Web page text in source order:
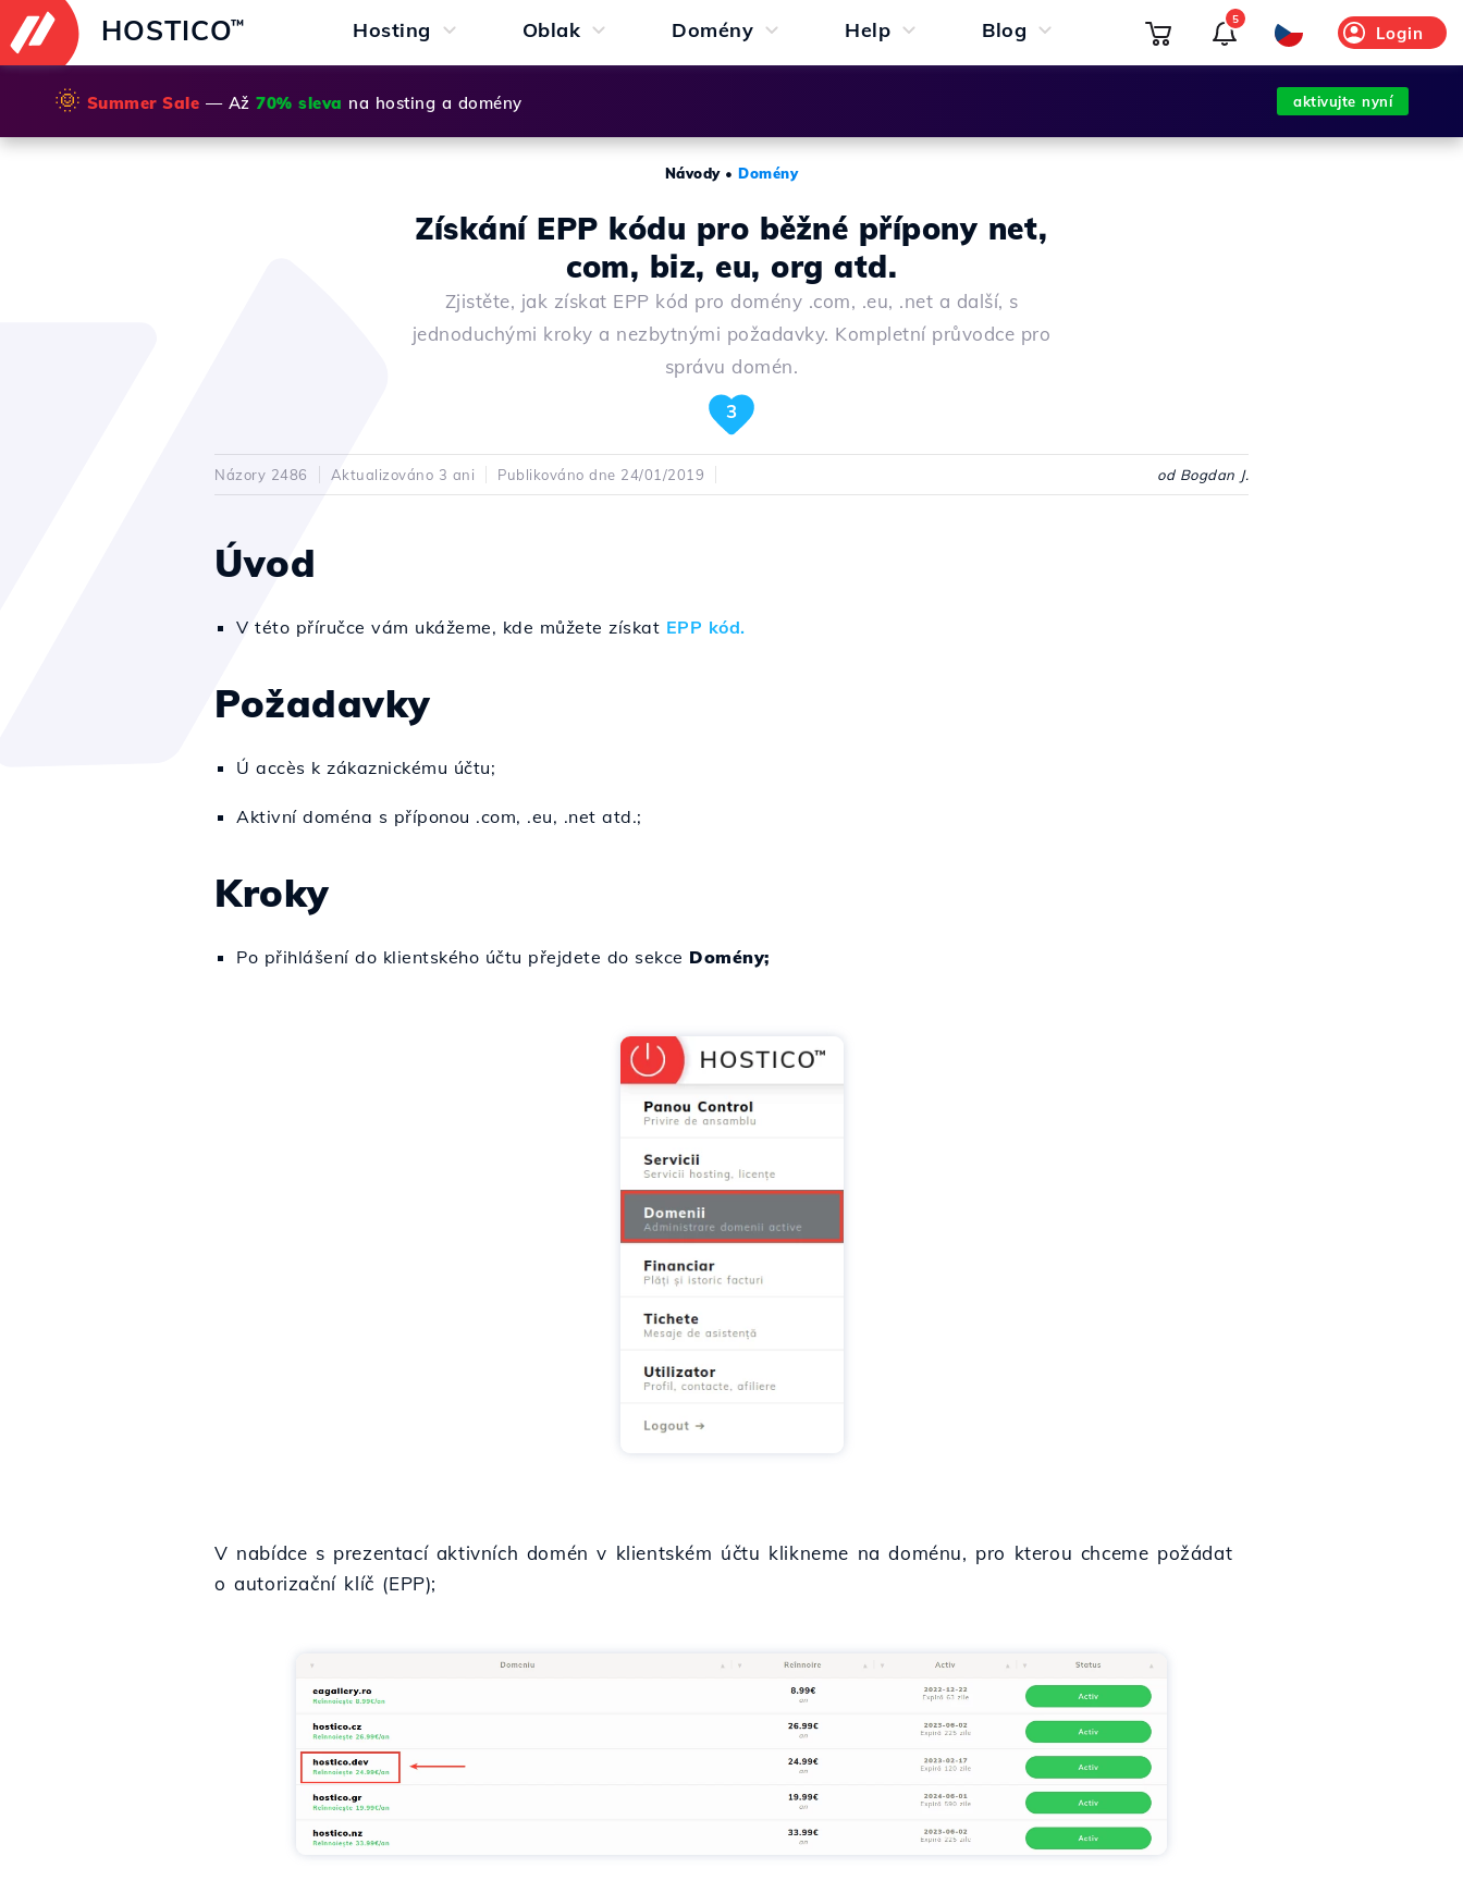
HOSTICO™ Hosting Oblak Domény Help Blog Login
5
🌞 Summer Sale — Až 70% sleva na hosting a domény aktivujte nyní
Návody•Domény
Získání EPP kódu pro běžné přípony net,
com, biz, eu, org atd.
Zjistěte, jak získat EPP kód pro domény .com, .eu, .net a další, s
jednoduchými kroky a nezbytnými požadavky. Kompletní průvodce pro
správu domén.
3
Názory 2486 Aktualizováno 3 ani Publikováno dne 24/01/2019 od Bogdan J.
Úvod
V této příručce vám ukážeme, kde můžete získat EPP kód.
Požadavky
Ú accès k zákaznickému účtu;
Aktivní doména s příponou .com, .eu, .net atd.;
Kroky
Po přihlášení do klientského účtu přejdete do sekce Domény;
V nabídce s prezentací aktivních domén v klientském účtu klikneme na doménu, pro kterou chceme požádat
o autorizační klíč (EPP);